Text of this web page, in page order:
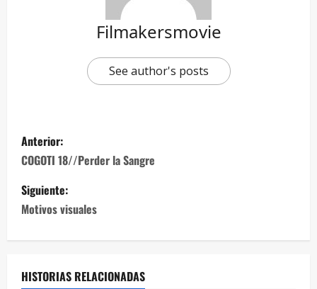
Filmakersmovie
See author's posts
Anterior:
COGOTI 18//Perder la Sangre
Siguiente:
Motivos visuales
HISTORIAS RELACIONADAS